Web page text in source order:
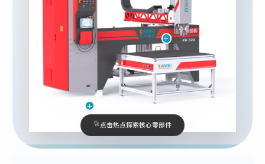
点击热点探索核心零部件